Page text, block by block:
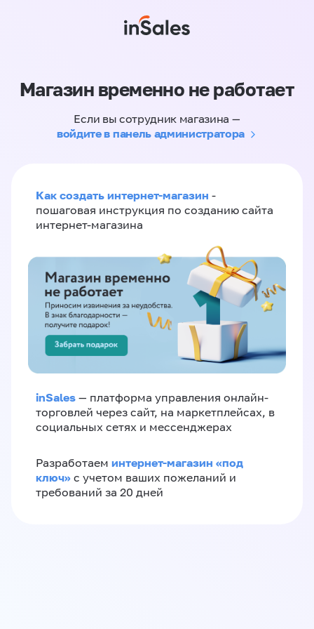
Магазин временно не работает
Если вы сотрудник магазина —
войдите в панель администратора
Как создать интернет-магазин -
пошаговая инструкция по созданию сайта
интернет-магазина
inSales — платформа управления онлайн-
торговлей через сайт, на маркетплейсах, в
социальных сетях и мессенджерах
Разработаем интернет-магазин «‎под
ключ»‎ с учетом ваших пожеланий и
требований за 20 дней